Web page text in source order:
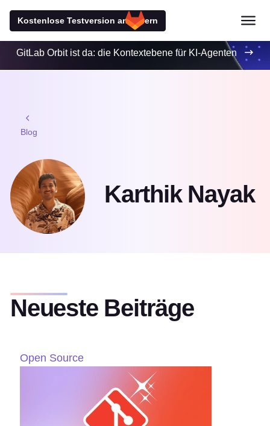
Kostenlose Testversion anfordern
GitLab Orbit ist da: die Kontextebene für KI-Agenten
Blog
Karthik Nayak
Neueste Beiträge
Open Source